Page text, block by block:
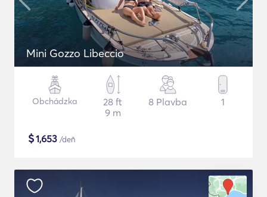
Mini Gozzo Libeccio
Obchádzka
28 ft
9 m
8 Plavba 1
$1,653 /deň